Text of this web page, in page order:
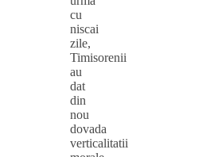
cu
niscai
zile,
Timisorenii
au
dat
din
nou
dovada
verticalitatii